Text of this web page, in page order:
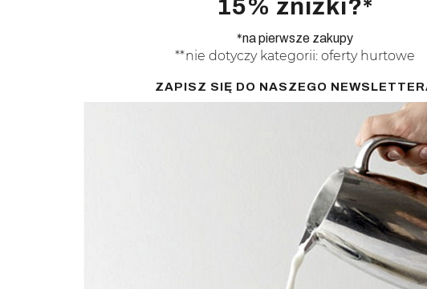
15% zniżki?*
*na pierwsze zakupy
**nie dotyczy kategorii: oferty hurtowe
ZAPISZ SIĘ DO NASZEGO